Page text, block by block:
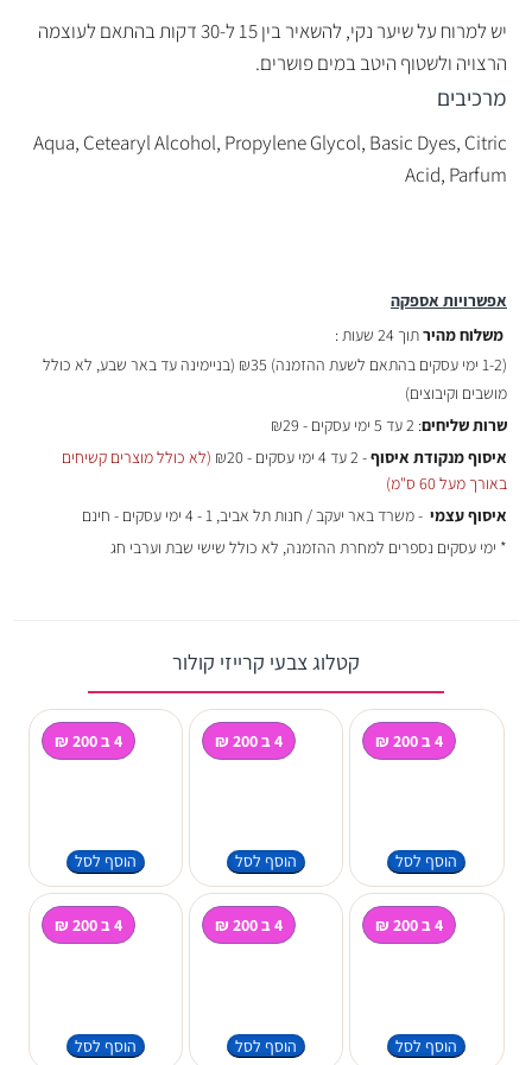
אפשרויות אספקה
משלוח מהירתוך 24 שעות :
(1-2 ימי עסקים בהתאם לשעת ההזמנה)
₪35 (בניימינה עד באר שבע, לא כולל
מושבים וקיבוצים)
שרות שליחים: 2 עד 5 ימי עסקים - ₪29
איסוף מנקודת איסוף- 2 עד 4 ימי עסקים - ₪20
(לא כולל מוצרים קשיחים
באורך מעל 60 ס"מ)
איסוף עצמי - משרד באר יעקב / חנות תל אביב, 1 - 4 ימי עסקים - חינם
* ימי עסקים נספרים למחרת ההזמנה, לא כולל שישי שבת וערבי חג
יש למרוח על שיער נקי, להשאיר בין 15 ל-30 דקות בהתאם לעוצמה
הרצויה ולשטוף היטב במים פושרים.
מרכיבים
Aqua, Cetearyl Alcohol, Propylene Glycol, Basic Dyes, Citric
Acid, Parfum
קטלוג צבעי קרייזי קולור
4 ב 200 ₪
הוסף לסל
4 ב 200 ₪
הוסף לסל
4 ב 200 ₪
הוסף לסל
4 ב 200 ₪
הוסף לסל
4 ב 200 ₪
הוסף לסל
4 ב 200 ₪
הוסף לסל